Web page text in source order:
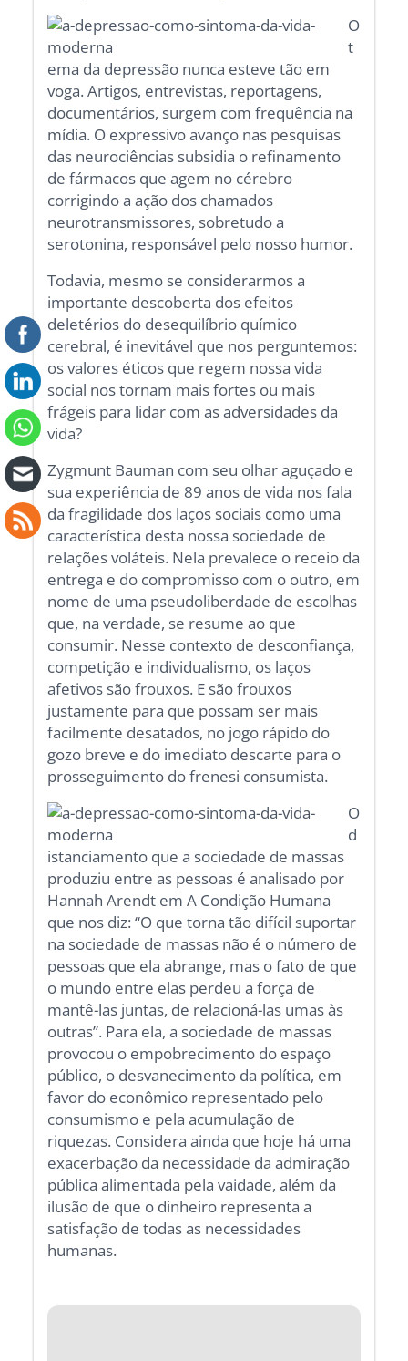
O
t
ema da depressão nunca esteve tão em
voga. Artigos, entrevistas, reportagens,
documentários, surgem com frequência na
mídia. O expressivo avanço nas pesquisas
das neurociências subsidia o refinamento
de fármacos que agem no cérebro
corrigindo a ação dos chamados
neurotransmissores, sobretudo a
serotonina, responsável pelo nosso humor.
Todavia, mesmo se considerarmos a
importante descoberta dos efeitos
deletérios do desequilíbrio químico
cerebral, é inevitável que nos perguntemos:
os valores éticos que regem nossa vida
social nos tornam mais fortes ou mais
frágeis para lidar com as adversidades da
vida?
Zygmunt Bauman com seu olhar aguçado e
sua experiência de 89 anos de vida nos fala
da fragilidade dos laços sociais como uma
característica desta nossa sociedade de
relações voláteis. Nela prevalece o receio da
entrega e do compromisso com o outro, em
nome de uma pseudoliberdade de escolhas
que, na verdade, se resume ao que
consumir. Nesse contexto de desconfiança,
competição e individualismo, os laços
afetivos são frouxos. E são frouxos
justamente para que possam ser mais
facilmente desatados, no jogo rápido do
gozo breve e do imediato descarte para o
prosseguimento do frenesi consumista.
O
d
istanciamento que a sociedade de massas
produziu entre as pessoas é analisado por
Hannah Arendt em A Condição Humana
que nos diz: “O que torna tão difícil suportar
na sociedade de massas não é o número de
pessoas que ela abrange, mas o fato de que
o mundo entre elas perdeu a força de
mantê-las juntas, de relacioná-las umas às
outras”. Para ela, a sociedade de massas
provocou o empobrecimento do espaço
público, o desvanecimento da política, em
favor do econômico representado pelo
consumismo e pela acumulação de
riquezas. Considera ainda que hoje há uma
exacerbação da necessidade da admiração
pública alimentada pela vaidade, além da
ilusão de que o dinheiro representa a
satisfação de todas as necessidades
humanas.